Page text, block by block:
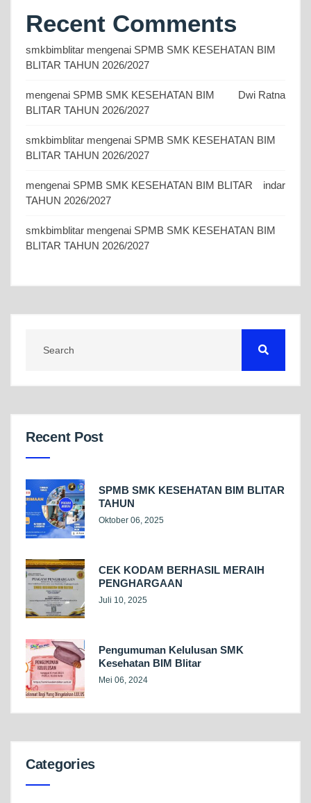
Recent Comments
smkbimblitar mengenai SPMB SMK KESEHATAN BIM
BLITAR TAHUN 2026/2027
Dwi Ratna
mengenai SPMB SMK KESEHATAN BIM
BLITAR TAHUN 2026/2027
smkbimblitar mengenai SPMB SMK KESEHATAN BIM
BLITAR TAHUN 2026/2027
indar
mengenai SPMB SMK KESEHATAN BIM BLITAR
TAHUN 2026/2027
smkbimblitar mengenai SPMB SMK KESEHATAN BIM
BLITAR TAHUN 2026/2027
Recent Post
SPMB SMK KESEHATAN BIM BLITAR
TAHUN
Oktober 06, 2025
CEK KODAM BERHASIL MERAIH
PENGHARGAAN
Juli 10, 2025
Pengumuman Kelulusan SMK
Kesehatan BIM Blitar
Mei 06, 2024
Categories